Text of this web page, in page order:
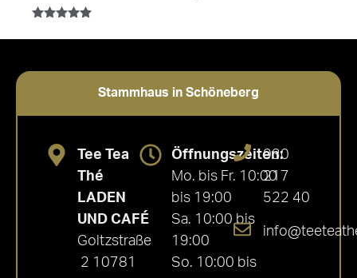
5.00
Stammhaus in Schöneberg
Tee Tea
Thé
LADEN
UND CAFÉ
Goltzstraße
2 10781
Öffnungszeiten:
Mo. bis Fr. 10:00
bis 19:00
Sa. 10:00 bis
19:00
So. 10:00 bis
030
217
522 40